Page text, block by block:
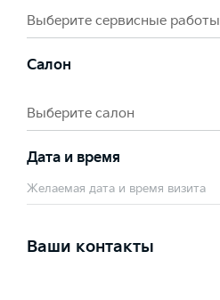
Выберите сервисные работы
Салон
Выберите салон
Дата и время
Желаемая дата и время визита
Ваши контакты